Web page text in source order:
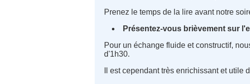
Prenez le temps de la lire avant notre
Présentez-vous brièvement sur
Pour un échange fluide et constructif,
d'1h30.
Il est cependant très enrichissant et